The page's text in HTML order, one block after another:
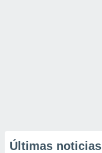
Últimas noticias